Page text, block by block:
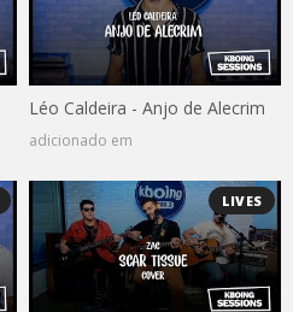
Léo Caldeira - Anjo de Alecrim
adicionado em
LIVES